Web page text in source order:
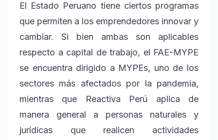
El Estado Peruano tiene ciertos programas
que permiten a los emprendedores innovar y
cambiar. Si bien ambas son aplicables
respecto a capital de trabajo, el FAE-MYPE
se encuentra dirigido a MYPEs, uno de los
sectores más afectados por la pandemia,
mientras que Reactiva Perú aplica de
manera general a personas naturales y
jurídicas que realicen actividades